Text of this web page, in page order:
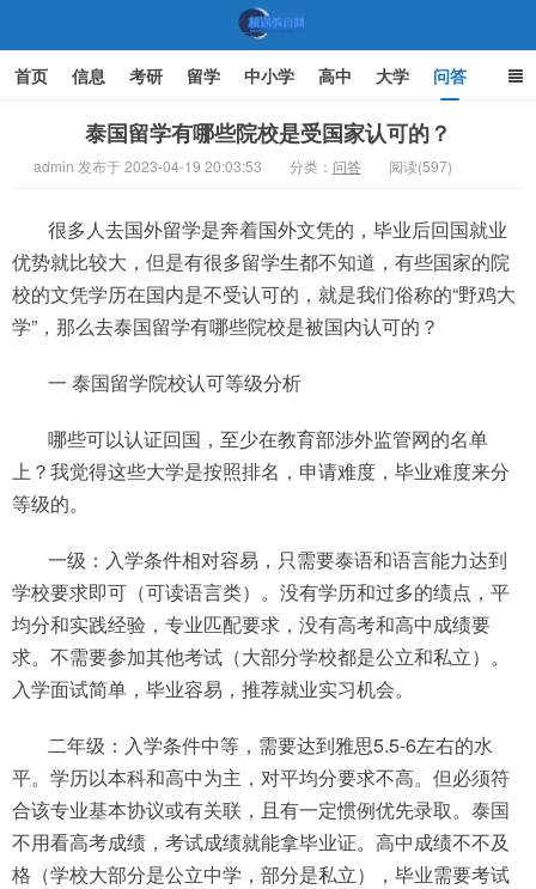
首页 信息 考研 留学 中小学 高中 大学 问答
家庭教育
泰国留学有哪些院校是受国家认可的？
admin 发布于 2023-04-19 20:03:53 分类： 问答 阅读(597)
很多人去国外留学是奔着国外文凭的，毕业后回国就业
优势就比较大，但是有很多留学生都不知道，有些国家的院
校的文凭学历在国内是不受认可的，就是我们俗称的“野鸡大
学”，那么去泰国留学有哪些院校是被国内认可的？
一 泰国留学院校认可等级分析
哪些可以认证回国，至少在教育部涉外监管网的名单
上？我觉得这些大学是按照排名，申请难度，毕业难度来分
等级的。
一级：入学条件相对容易，只需要泰语和语言能力达到
学校要求即可（可读语言类）。没有学历和过多的绩点，平
均分和实践经验，专业匹配要求，没有高考和高中成绩要
求。不需要参加其他考试（大部分学校都是公立和私立）。
入学面试简单，毕业容易，推荐就业实习机会。
二年级：入学条件中等，需要达到雅思5.5-6左右的水
平。学历以本科和高中为主，对平均分要求不高。但必须符
合该专业基本协议或有关联，且有一定惯例优先录取。泰国
不用看高考成绩，考试成绩就能拿毕业证。高中成绩不不及
格（学校大部分是公立中学，部分是私立），毕业需要考试